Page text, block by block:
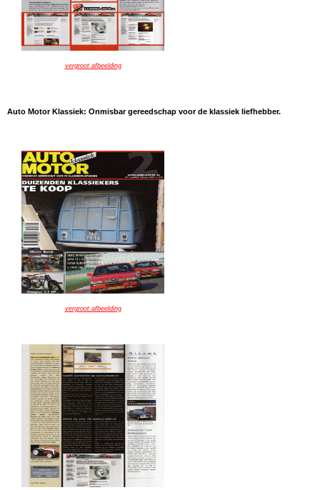
vergroot afbeelding
Auto Motor Klassiek: Onmisbar gereedschap voor de klassiek liefhebber.
vergroot afbeelding